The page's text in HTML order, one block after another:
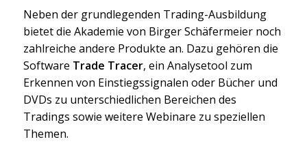
Neben der grundlegenden Trading-Ausbildung
bietet die Akademie von Birger Schäfermeier noch
zahlreiche andere Produkte an. Dazu gehören die
Software Trade Tracer, ein Analysetool zum
Erkennen von Einstiegssignalen oder Bücher und
DVDs zu unterschiedlichen Bereichen des
Tradings sowie weitere Webinare zu speziellen
Themen.